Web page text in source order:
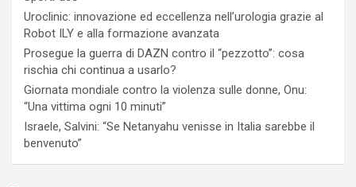
Uroclinic: innovazione ed eccellenza nell’urologia grazie al
Robot ILY e alla formazione avanzata
Prosegue la guerra di DAZN contro il “pezzotto”: cosa
rischia chi continua a usarlo?
Giornata mondiale contro la violenza sulle donne, Onu:
“Una vittima ogni 10 minuti”
Israele, Salvini: “Se Netanyahu venisse in Italia sarebbe il
benvenuto”